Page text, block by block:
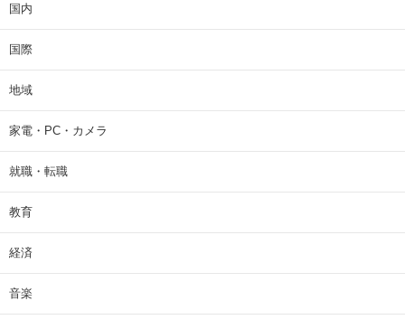
国内
国際
地域
家電・PC・カメラ
就職・転職
教育
経済
音楽